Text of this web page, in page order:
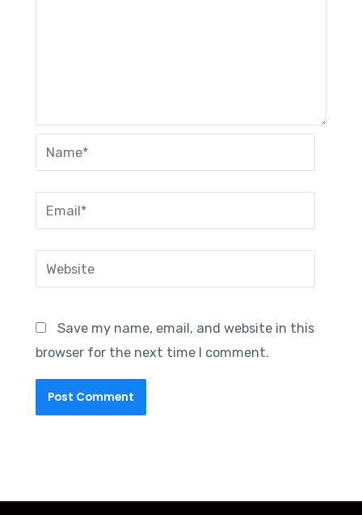
Name*
Email*
Website
Save my name, email, and website in this
browser for the next time I comment.